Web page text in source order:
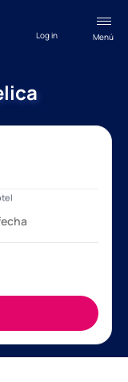
Menú
Log in